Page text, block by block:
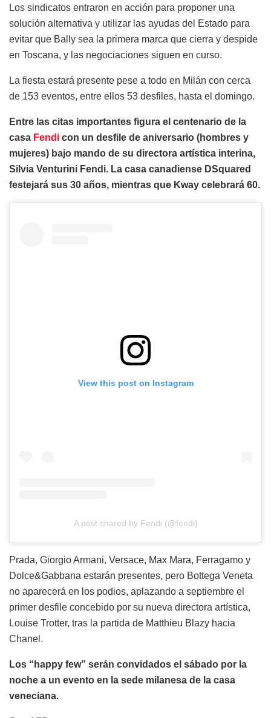
Los sindicatos entraron en acción para proponer una
solución alternativa y utilizar las ayudas del Estado para
evitar que Bally sea la primera marca que cierra y despide
en Toscana, y las negociaciones siguen en curso.
La fiesta estará presente pese a todo en Milán con cerca
de 153 eventos, entre ellos 53 desfiles, hasta el domingo.
Entre las citas importantes figura el centenario de la
casa Fendi con un desfile de aniversario (hombres y
mujeres) bajo mando de su directora artística interina,
Silvia Venturini Fendi. La casa canadiense DSquared
festejará sus 30 años, mientras que Kway celebrará 60.
View this post on Instagram
A post shared by Fendi (@fendi)
Prada, Giorgio Armani, Versace, Max Mara, Ferragamo y
Dolce&Gabbana estarán presentes, pero Bottega Veneta
no aparecerá en los podios, aplazando a septiembre el
primer desfile concebido por su nueva directora artística,
Louise Trotter, tras la partida de Matthieu Blazy hacia
Chanel.
Los “happy few” serán convidados el sábado por la
noche a un evento en la sede milanesa de la casa
veneciana.